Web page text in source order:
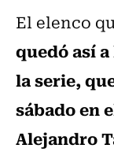
El elenco
quedó así
la serie,
sábado en
Alejandro